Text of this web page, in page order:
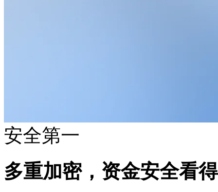
安全第一
多重加密，资金安全看